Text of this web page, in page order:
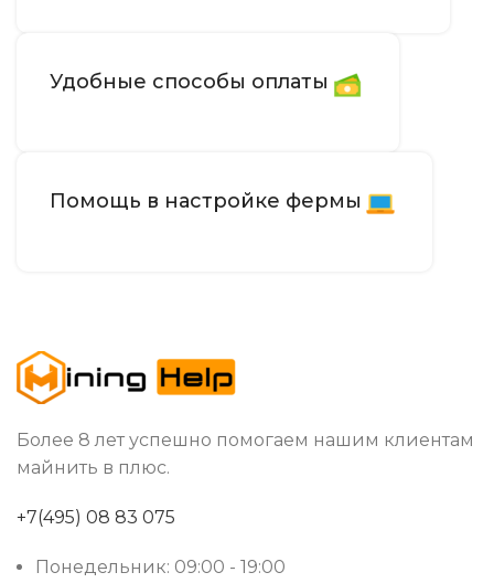
Удобные способы оплаты
Помощь в настройке фермы
Более 8 лет успешно помогаем нашим клиентам
майнить в плюс.
+7(495) 08 83 075
Понедельник: 09:00 - 19:00